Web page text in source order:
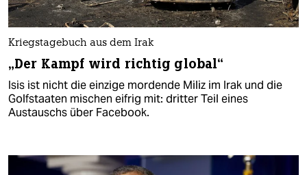
Kriegstagebuch aus dem Irak
„Der Kampf wird richtig global“
Isis ist nicht die einzige mordende Miliz im Irak und die
Golfstaaten mischen eifrig mit: dritter Teil eines
Austauschs über Facebook.